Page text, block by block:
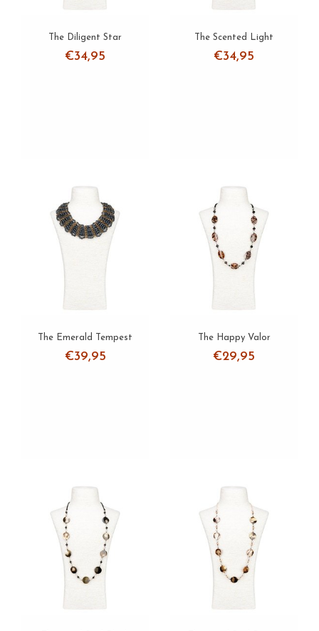
The Diligent Star
€34,95
The Scented Light
€34,95
The Emerald Tempest
€39,95
The Happy Valor
€29,95